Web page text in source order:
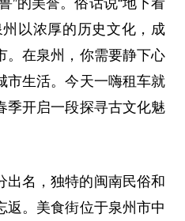
以浓厚的历史文化，成
。在泉州，你需要静下心
市生活。今天一嗨租车就
季开启一段探寻古文化魅
出名，独特的闽南民俗和
返。美食街位于泉州市中